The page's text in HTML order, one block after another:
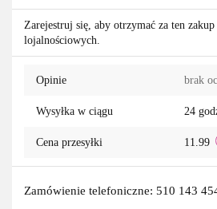
Zarejestruj się, aby otrzymać za ten
lojalnościowych.
Opinie brak
Wysyłka w ciągu 24
Cena przesyłki 11.99
Zamówienie telefoniczne: 510 143